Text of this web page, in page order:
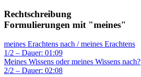
Rechtschreibung
Formulierungen mit "meines"
meines Erachtens nach / meines Erachtens
1/2 – Dauer: 01:09
Meines Wissens oder meines Wissens nach?
2/2 – Dauer: 02:08